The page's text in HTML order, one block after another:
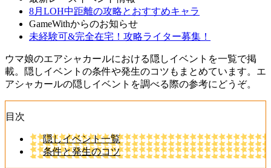
8月LOH中距離の攻略とおすすめキャラ
GameWithからのお知らせ
未経験可&完全在宅！攻略ライター募集！
ウマ娘のエアシャカールにおける隠しイベントを一覧で掲
載。隠しイベントの条件や発生のコツもまとめています。エ
アシャカールの隠しイベントを調べる際の参考にどうぞ。
目次
隠しイベント一覧
条件と発生のコツ